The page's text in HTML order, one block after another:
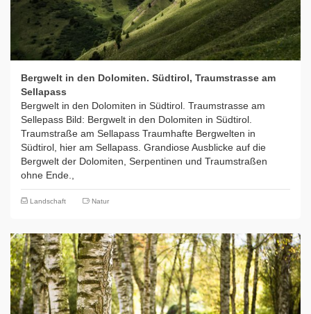
Bergwelt in den Dolomiten. Südtirol, Traumstrasse am
Sellapass
Bergwelt in den Dolomiten in Südtirol. Traumstrasse am
Sellepass Bild: Bergwelt in den Dolomiten in Südtirol.
Traumstraße am Sellapass Traumhafte Bergwelten in
Südtirol, hier am Sellapass. Grandiose Ausblicke auf die
Bergwelt der Dolomiten, Serpentinen und Traumstraßen
ohne Ende.,
Landschaft Natur